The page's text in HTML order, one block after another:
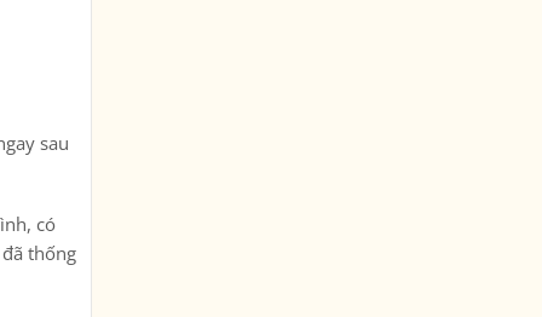
sau
có
thống